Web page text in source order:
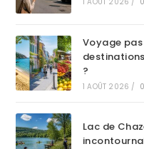
Voyage
?
1 AOÛT 2026 /
Lac de